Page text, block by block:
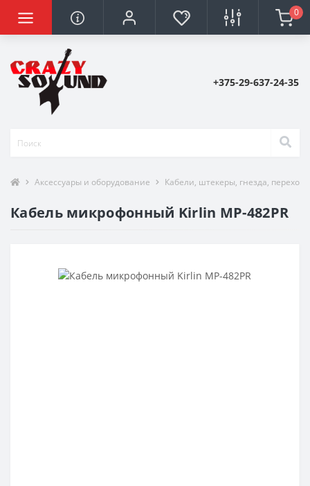
0
+375-29-637-24-35
Аксессуары и оборудование Кабели, штекеры, гнезда,
Кабель микрофонный Kirlin MP-482PR